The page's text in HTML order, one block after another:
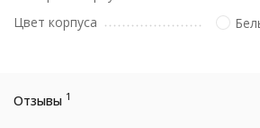
Цвет корпуса
Отзывы 1